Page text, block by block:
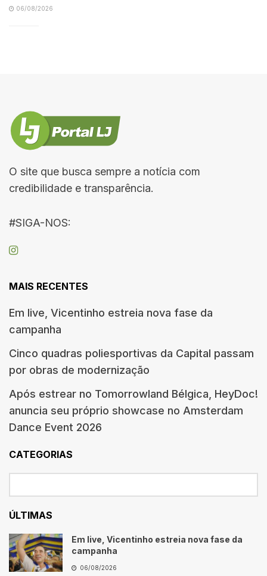
06/08/2026
O site que busca sempre a notícia com
credibilidade e transparência.
#SIGA-NOS:
MAIS RECENTES
Em live, Vicentinho estreia nova fase da
campanha
Cinco quadras poliesportivas da Capital passam
por obras de modernização
Após estrear no Tomorrowland Bélgica, HeyDoc!
anuncia seu próprio showcase no Amsterdam
Dance Event 2026
CATEGORIAS
ÚLTIMAS
Em live, Vicentinho estreia nova fase da
campanha
06/08/2026